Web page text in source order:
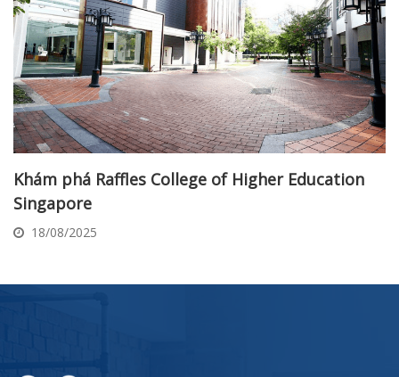
Khám phá Raffles College of Higher Education
Singapore
18/08/2025